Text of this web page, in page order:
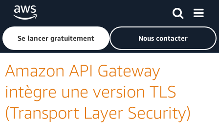
Passer au contenu principal
Cliquer ici pour revenir à la page d'accueil d'Amazon Web
Se lancer gratuitement Nous contacter
Amazon API Gateway
intègre une version TLS
(Transport Layer Security)